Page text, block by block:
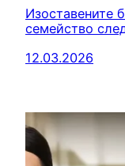
Изоставените
семейство
12.03.2026